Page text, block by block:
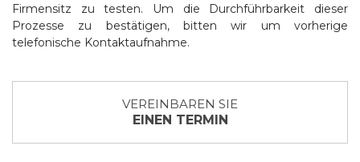
Firmensitz zu testen. Um die Durchführbarkeit dieser
Prozesse zu bestätigen, bitten wir um vorherige
telefonische Kontaktaufnahme.
VEREINBAREN SIE
EINEN TERMIN